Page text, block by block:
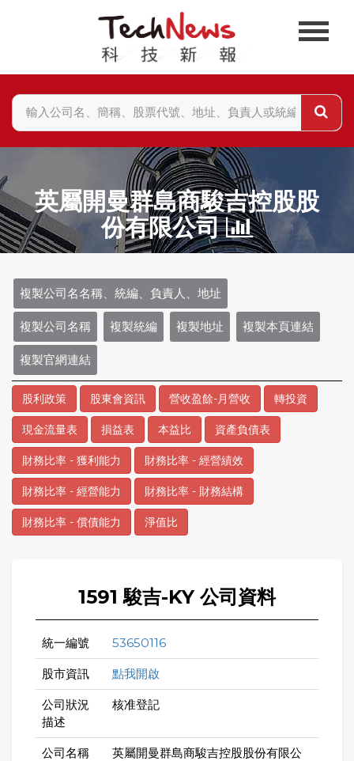
英屬開曼群島商駿吉控股股
份有限公司
複製公司名名稱、統編、負責人、地址
複製公司名稱 複製統編 複製地址 複製本頁連結
複製官網連結
股利政策 股東會資訊 營收盈餘-月營收 轉投資
現金流量表 損益表 本益比 資產負債表
財務比率 - 獲利能力 財務比率 - 經營績效
財務比率 - 經營能力 財務比率 - 財務結構
財務比率 - 償債能力 淨值比
1591 駿吉-KY 公司資料
統一編號 53650116
股市資訊 點我開啟
公司狀況
描述
核准登記
公司名稱
英屬開曼群島商駿吉控股股份有限公